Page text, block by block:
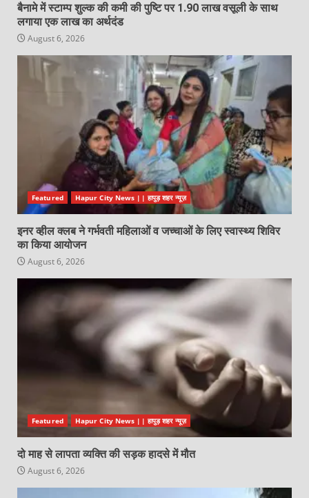
बैनामे में स्टाम्प शुल्क की कमी की पुष्टि पर 1.90 लाख वसूली के साथ
लगाया एक लाख का अर्थदंड
August 6, 2026
Featured Hapur City News || हापुड़ शहर न्यूज़
इनर व्हील क्लब ने गर्भवती महिलाओं व जच्चाओं के लिए स्वास्थ्य शिविर
का किया आयोजन
August 6, 2026
Featured Hapur City News || हापुड़ शहर न्यूज़
दो माह से लापता व्यक्ति की सड़क हादसे में मौत
August 6, 2026